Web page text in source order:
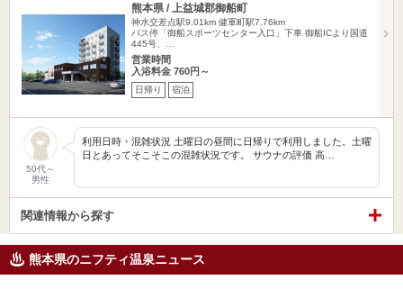
熊本県 / 上益城郡御船町
神水交差点駅9.01km 健軍町駅7.76km
バス停「御船スポーツセンター入口」下車 御船ICより国道
445号、…
営業時間
入浴料金 760円～
日帰り 宿泊
50代～
男性
利用日時・混雑状況 土曜日の昼間に日帰りで利用しました。土曜
日とあってそこそこの混雑状況です。 サウナの評価 高…
関連情報から探す
熊本県のニフティ温泉ニュース